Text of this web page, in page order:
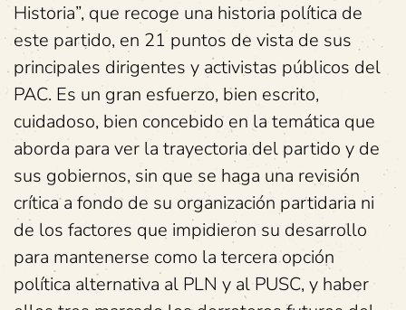
Historia”, que recoge una historia política de
este partido, en 21 puntos de vista de sus
principales dirigentes y activistas públicos del
PAC. Es un gran esfuerzo, bien escrito,
cuidadoso, bien concebido en la temática que
aborda para ver la trayectoria del partido y de
sus gobiernos, sin que se haga una revisión
crítica a fondo de su organización partidaria ni
de los factores que impidieron su desarrollo
para mantenerse como la tercera opción
política alternativa al PLN y al PUSC, y haber